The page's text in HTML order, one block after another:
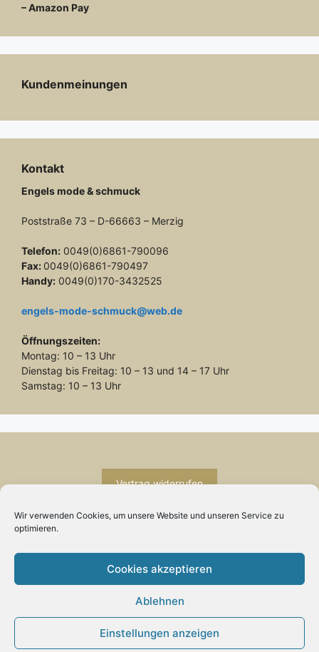
Wir verwenden Cookies, um unsere Website und unseren Service zu
optimieren.
Cookies akzeptieren
Ablehnen
Einstellungen anzeigen
– Amazon Pay
Kundenmeinungen
Kontakt
Engels mode & schmuck
Poststraße 73 – D-66663 – Merzig
Telefon: 0049(0)6861-790096
Fax: 0049(0)6861-790497
Handy: 0049(0)170-3432525
engels-mode-schmuck@web.de
Öffnungszeiten:
Montag: 10 – 13 Uhr
Dienstag bis Freitag: 10 – 13 und 14 – 17 Uhr
Samstag: 10 – 13 Uhr
Vertrag widerrufen
INFORMATION
Produkt zum Warenkorb hinzugefügt.